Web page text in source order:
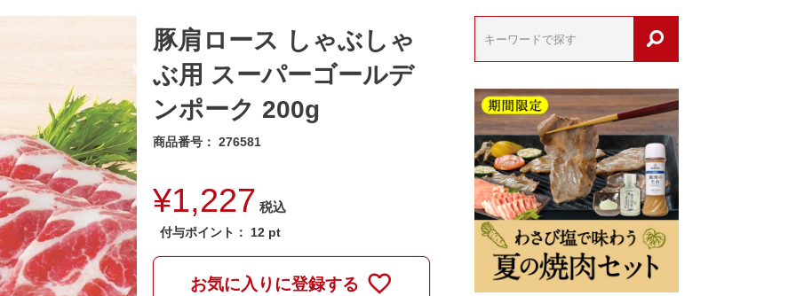
豚肩ロース しゃぶしゃ
ぶ用 スーパーゴールデ
ンポーク 200g
商品番号 276581
¥1,227 税込
付与ポイント： 12 pt
お気に入りに登録する